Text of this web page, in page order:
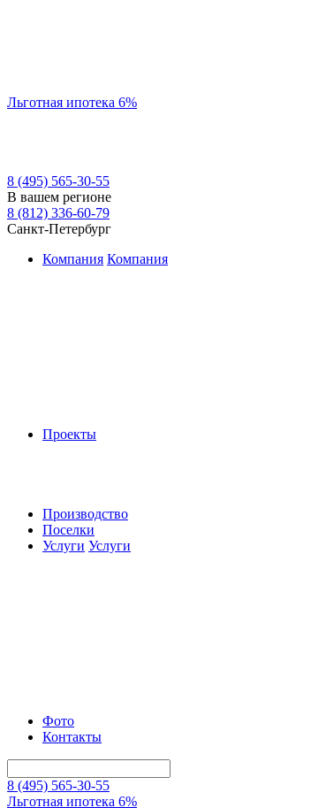
Льготная ипотека 6%
8 (495) 565-30-55
В вашем регионе
8 (812) 336-60-79
Санкт-Петербург
Компания Компания
Проекты
Производство
Поселки
Услуги Услуги
Фото
Контакты
8 (495) 565-30-55
Льготная ипотека 6%